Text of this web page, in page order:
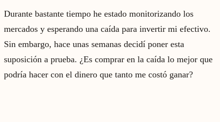
Durante bastante tiempo he estado monitorizando los
mercados y esperando una caída para invertir mi efectivo.
Sin embargo, hace unas semanas decidí poner esta
suposición a prueba. ¿Es comprar en la caída lo mejor que
podría hacer con el dinero que tanto me costó ganar?